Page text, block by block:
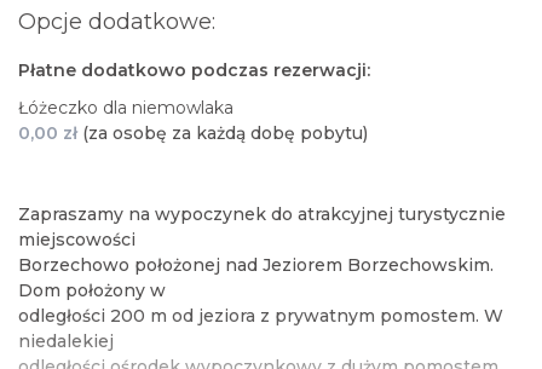
Opcje dodatkowe:
Płatne dodatkowo podczas rezerwacji:
Łóżeczko dla niemowlaka
0,00 zł (za osobę za każdą dobę pobytu)
Zapraszamy na wypoczynek do atrakcyjnej turystycznie
miejscowości
Borzechowo położonej nad Jeziorem Borzechowskim.
Dom położony w
odległości 200 m od jeziora z prywatnym pomostem. W
niedalekiej